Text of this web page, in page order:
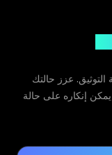
التوثيق. عزز حالتك
إنكاره على حالة